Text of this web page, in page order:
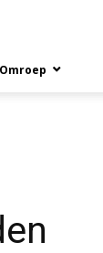
Omroep